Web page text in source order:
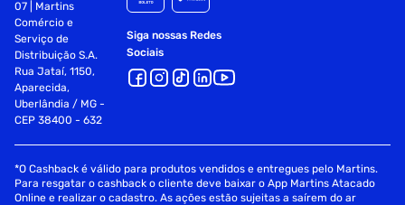
07 | Martins
Comércio e
Serviço de
Distribuição S.A.
Rua Jataí, 1150,
Aparecida,
Uberlândia / MG -
CEP 38400 - 632
Siga nossas Redes
Sociais
*O Cashback é válido para produtos vendidos e entregues pelo Martins.
Para resgatar o cashback o cliente deve baixar o App Martins Atacado
Online e realizar o cadastro. As ações estão sujeitas a saírem do ar